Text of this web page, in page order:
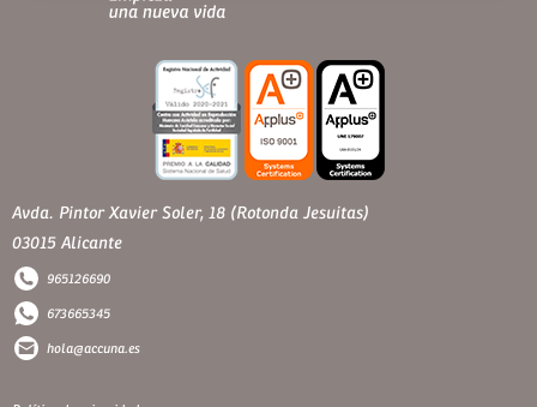
Avda. Pintor Xavier Soler, 18 (Rotonda Jesuitas)
03015 Alicante
965126690
673665345
hola@accuna.es